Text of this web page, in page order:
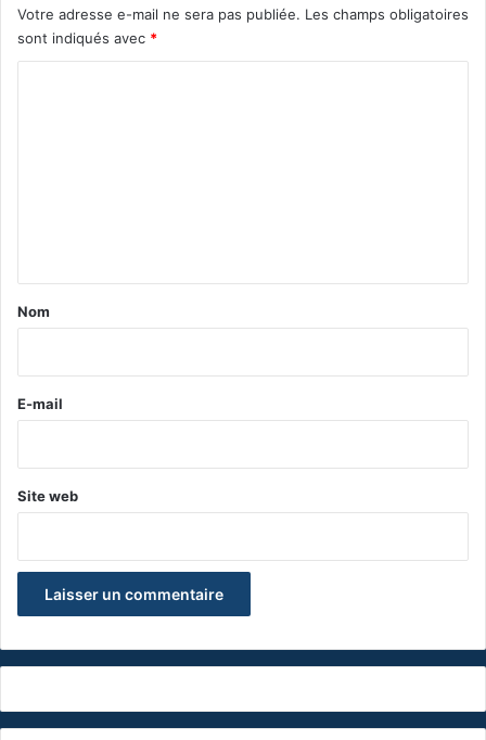
Votre adresse e-mail ne sera pas publiée. Les champs obligatoires
sont indiqués avec *
a
e
Nom
E-mail
Site web